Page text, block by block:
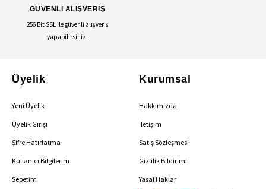
GÜVENLİ ALIŞVERİŞ
256 Bit SSL ile güvenli alışveriş
yapabilirsiniz.
Üyelik
Yeni Üyelik
Üyelik Girişi
Şifre Hatırlatma
Kullanıcı Bilgilerim
Sepetim
Kurumsal
Hakkımızda
İletişim
Satış Sözleşmesi
Gizlilik Bildirimi
Yasal Haklar